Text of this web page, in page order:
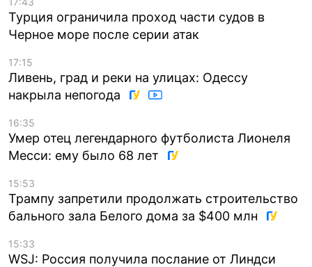
Турция ограничила проход части судов в
Черное море после серии атак
17:15
Ливень, град и реки на улицах: Одессу
накрыла непогода
16:35
Умер отец легендарного футболиста Лионеля
Месси: ему было 68 лет
15:53
Трампу запретили продолжать строительство
бального зала Белого дома за $400 млн
15:33
WSJ: Россия получила послание от Линдси